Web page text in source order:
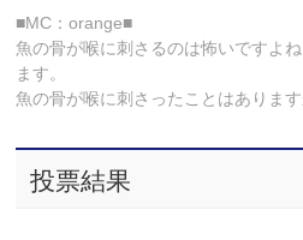
■MC：orange■
魚の骨が喉に刺さるのは怖いですよ
ます。
魚の骨が喉に刺さったことはあります
投票結果